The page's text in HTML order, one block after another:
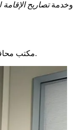
وخدمةتصاريح
مكتب. يضمن سير الانتخابات بشكل جيد. ويتحقق من أن الجميع يتبع القوانين المحلية.